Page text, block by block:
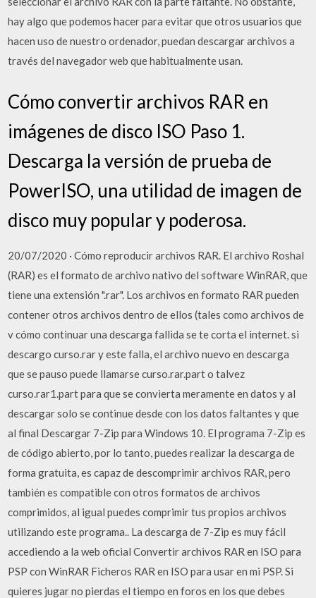
hay algo que podemos hacer para evitar que otros usuarios que
hacen uso de nuestro ordenador, puedan descargar archivos a
través del navegador web que habitualmente usan.
Cómo convertir archivos RAR en
imágenes de disco ISO Paso 1.
Descarga la versión de prueba de
PowerISO, una utilidad de imagen de
disco muy popular y poderosa.
20/07/2020 · Cómo reproducir archivos RAR. El archivo Roshal
(RAR) es el formato de archivo nativo del software WinRAR, que
tiene una extensión ".rar". Los archivos en formato RAR pueden
contener otros archivos dentro de ellos (tales como archivos de
v cómo continuar una descarga fallida se te corta el internet. si
descargo curso.rar y este falla, el archivo nuevo en descarga
que se pauso puede llamarse curso.rar.part o talvez
curso.rar1.part para que se convierta meramente en datos y al
descargar solo se continue desde con los datos faltantes y que
al final Descargar 7-Zip para Windows 10. El programa 7-Zip es
de código abierto, por lo tanto, puedes realizar la descarga de
forma gratuita, es capaz de descomprimir archivos RAR, pero
también es compatible con otros formatos de archivos
comprimidos, al igual puedes comprimir tus propios archivos
utilizando este programa.. La descarga de 7-Zip es muy fácil
accediendo a la web oficial Convertir archivos RAR en ISO para
PSP con WinRAR Ficheros RAR en ISO para usar en mi PSP. Si
quieres jugar no pierdas el tiempo en foros en los que debes